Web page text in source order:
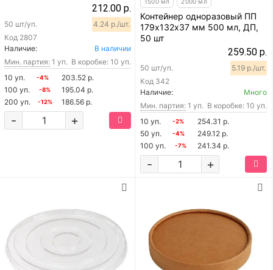
212.00 р.
Код 2807
50 шт/уп. 4.24 р./шт.
Наличие:
В наличии
Мин. партия: 1 уп. В коробке: 10 уп.
10 уп.
-4%
203.52 р.
100 уп.
-8%
195.04 р.
200 уп.
-12% 186.56 р.
+
-
Контейнер одноразовый ПП
179х132х37 мм 500 мл, ДП,
50 шт
259.50 р.
Код 342
50 шт/уп. 5.19 р./шт.
Наличие:
Много
Мин. партия: 1 уп. В коробке: 10 уп.
10 уп.
-2%
254.31 р.
50 уп.
-4%
249.12 р.
100 уп.
-7% 241.34 р.
+
-